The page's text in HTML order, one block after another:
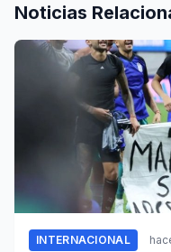
Noticias
INTERNACIONAL